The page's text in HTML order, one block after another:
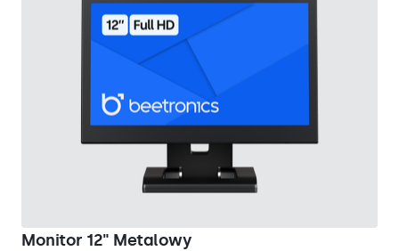
Monitor 12" Metalowy